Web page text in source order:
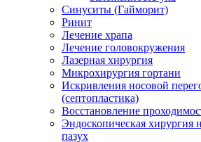
Синуситы (Гайморит)
Ринит
Лечение храпа
Лечение головокружения
Лазерная хирургия
Микрохирургия гортани
Искривления носовой
(септопластика)
Восстановление
Эндоскопическая хирургия
пазух